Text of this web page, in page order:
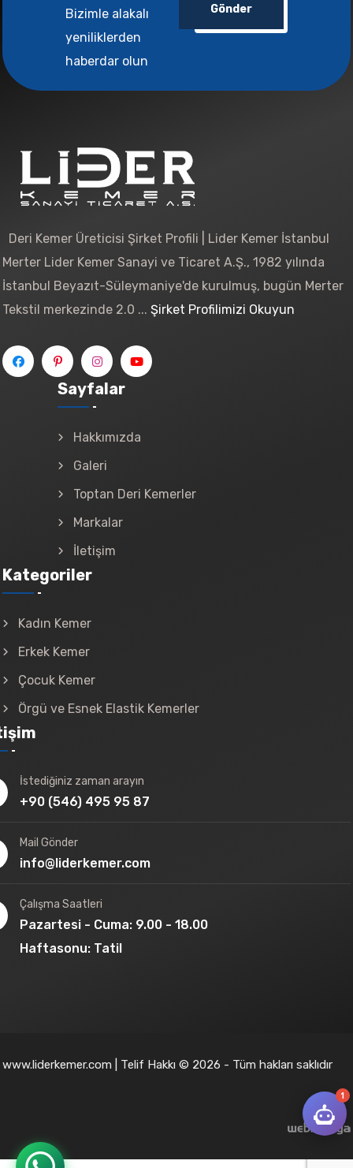
Bizimle alakalı
yeniliklerden
haberdar olun
Gönder
Deri Kemer Üreticisi Şirket Profili | Lider Kemer İstanbul
Merter Lider Kemer Sanayi ve Ticaret A.Ş., 1982 yılında
İstanbul Beyazıt-Süleymaniye'de kurulmuş, bugün Merter
Tekstil merkezinde 2.0 ... Şirket Profilimizi Okuyun
Sayfalar
Hakkımızda
Galeri
Toptan Deri Kemerler
Markalar
İletişim
Kategoriler
Kadın Kemer
Erkek Kemer
Çocuk Kemer
Örgü ve Esnek Elastik Kemerler
İstediğiniz zaman arayın
+90 (546) 495 95 87
Mail Gönder
info@liderkemer.com
Çalışma Saatleri
Pazartesi - Cuma: 9.00 - 18.00
Haftasonu: Tatil
www.liderkemer.com | Telif Hakkı © 2026 - Tüm hakları saklıdır
1